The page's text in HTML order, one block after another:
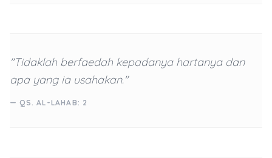
"Tidaklah berfaedah kepadanya hartanya dan
apa yang ia usahakan."
— QS. AL-LAHAB: 2